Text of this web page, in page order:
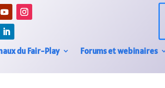
du Fair-Play Forums et webinaires